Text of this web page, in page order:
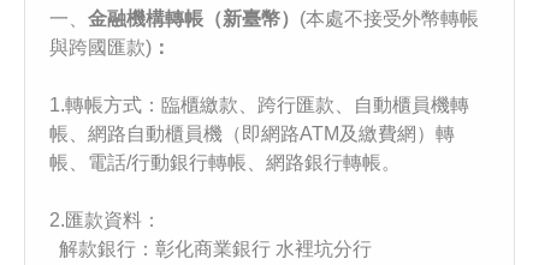
一、 金融機構轉帳（新臺幣） (本處不接受外幣轉帳
與跨國匯款) ：
1.轉帳方式：臨櫃繳款、跨行匯款、自動櫃員機轉
帳、網路自動櫃員機（即網路ATM及繳費網）轉
帳、電話/行動銀行轉帳、網路銀行轉帳。
2.匯款資料：
解款銀行：彰化商業銀行 水裡坑分行